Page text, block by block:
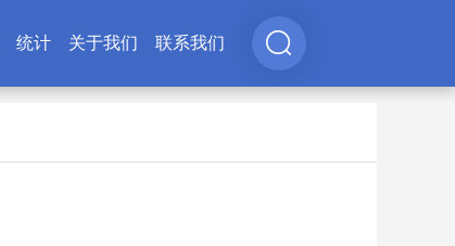
统计 关于我们 联系我们